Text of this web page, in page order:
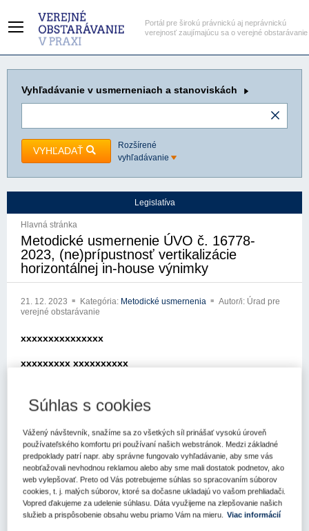
Portál pre širokú právnickú aj neprávnickú
verejnosť zaujímajúcu sa o verejné obstarávanie
Vyhľadávanie v usmerneniach a stanoviskách
VYHĽADAŤ
Rozšírené
vyhľadávanie
Legislatíva
Hlavná stránka
Metodické usmernenie ÚVO č. 16778-
2023, (ne)prípustnosť vertikalizácie
horizontálnej in-house výnimky
21. 12. 2023 Kategória: Metodické usmernenia
Autor/i: Úrad pre
verejné obstarávanie
xxxxxxxxxxxxxxx
xxxxxxxxx xxxxxxxxxx
xxxxxxxxxxx xxxxxxxxxx
xxxxxxxxxxxxx xxxxxx xx xxx xxxxxxxxxx xxx xx xxrátili na Úrad
pre verejné obstarávanie (ďalej len „úrad“) so žiadosťou o
metodické usmernenie k aplikácii zákona č. 343/2015 Z.z. o
verejnom obstaráxxxx x x xxxxx x xxxxxxxx xxxxxxxxxx xxxxxxx
x xxxxx xxxxxxxxxx xxxxxxxxx xxxxxx xxx xxxxxx x xxxxxxxx
xxxxxxxxxxxx xxxxx xxxxxxx
Súhlas s cookies
Vážený návštevník, snažíme sa zo všetkých síl prinášať vysokú úroveň
používateľského komfortu pri používaní našich webstránok. Medzi základné
predpoklady patrí napr. aby správne fungovalo vyhľadávanie, aby sme vás
neobťažovali nevhodnou reklamou alebo aby sme mali dostatok podnetov, ako
web vylepšovať. Preto od Vás potrebujeme súhlas so spracovaním súborov
cookies, t. j. malých súborov, ktoré sa dočasne ukladajú vo vašom prehliadači.
Vopred ďakujeme za udelenie súhlasu. Dáta využijeme na zlepšovanie našich
služieb a prispôsobenie obsahu webu priamo Vám na mieru. Viac informácií